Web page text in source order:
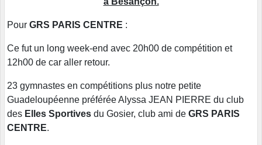
Pour GRS PARIS CENTRE :
Ce fut un long week-end avec 20h00 de compétition et
12h00 de car aller retour.
23 gymnastes en compétitions plus notre petite
Guadeloupéenne préférée Alyssa JEAN PIERRE du club
des Elles Sportives du Gosier, club ami de GRS PARIS
CENTRE.